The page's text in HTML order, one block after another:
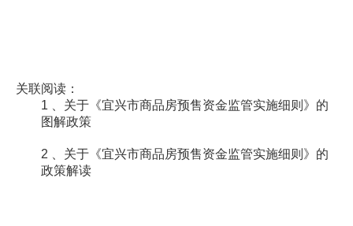
关联阅读：
1 、关于《宜兴市商品房预售资金监管实施细则》的
图解政策
2 、关于《宜兴市商品房预售资金监管实施细则》的
政策解读